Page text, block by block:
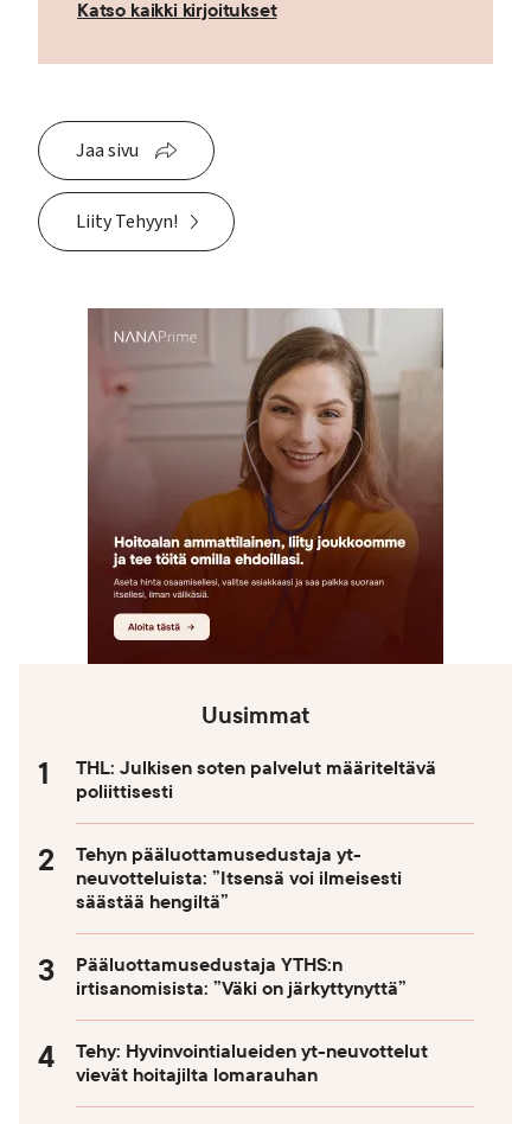
Katso kaikki kirjoitukset
Jaa sivu
Liity Tehyyn!
Uusimmat
THL: Julkisen soten palvelut määriteltävä
poliittisesti
Tehyn pääluottamusedustaja yt-
neuvotteluista: ”Itsensä voi ilmeisesti
säästää hengiltä”
Pääluottamusedustaja YTHS:n
irtisanomisista: ”Väki on järkyttynyttä”
Tehy: Hyvinvointialueiden yt-neuvottelut
vievät hoitajilta lomarauhan